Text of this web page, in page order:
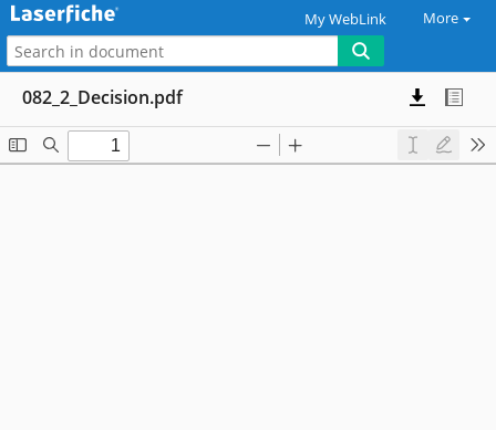
My WebLink More
082_2_Decision.pdf